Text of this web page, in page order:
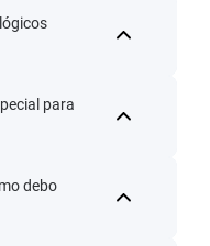
para
debo